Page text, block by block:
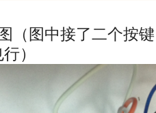
（图中接了二个按
）